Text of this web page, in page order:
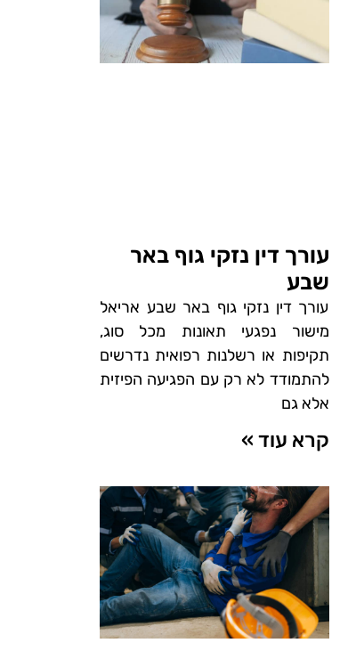
עורך דין נזקי גוף באר
שבע
עורך דין נזקי גוף באר שבע אריאל
מישור נפגעי תאונות מכל סוג,
תקיפות או רשלנות רפואית נדרשים
להתמודד לא רק עם הפגיעה הפיזית
אלא גם
קרא עוד »